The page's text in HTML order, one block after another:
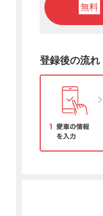
無料
登録後の流れ